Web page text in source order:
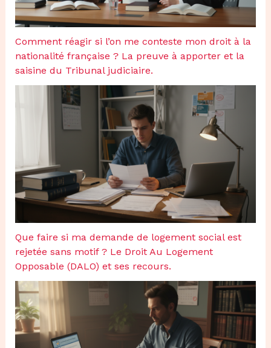
Comment réagir si l’on me conteste mon droit à la
nationalité française ? La preuve à apporter et la
saisine du Tribunal judiciaire.
Que faire si ma demande de logement social est
rejetée sans motif ? Le Droit Au Logement
Opposable (DALO) et ses recours.